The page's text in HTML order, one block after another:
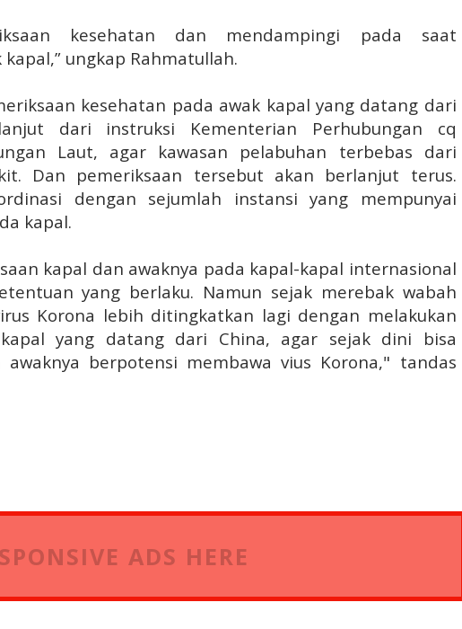
kesehatan dan mendampingi pada saat
ungkap Rahmatullah.
kesehatan pada awak kapal yang datang dari
dari instruksi Kementerian Perhubungan cq
Laut, agar kawasan pelabuhan terbebas dari
Dan pemeriksaan tersebut akan berlanjut terus.
dengan sejumlah instansi yang mempunyai
kapal.
kapal dan awaknya pada kapal-kapal internasional
yang berlaku. Namun sejak merebak wabah
Korona lebih ditingkatkan lagi dengan melakukan
yang datang dari China, agar sejak dini bisa
berpotensi membawa vius Korona," tandas
ADS HERE